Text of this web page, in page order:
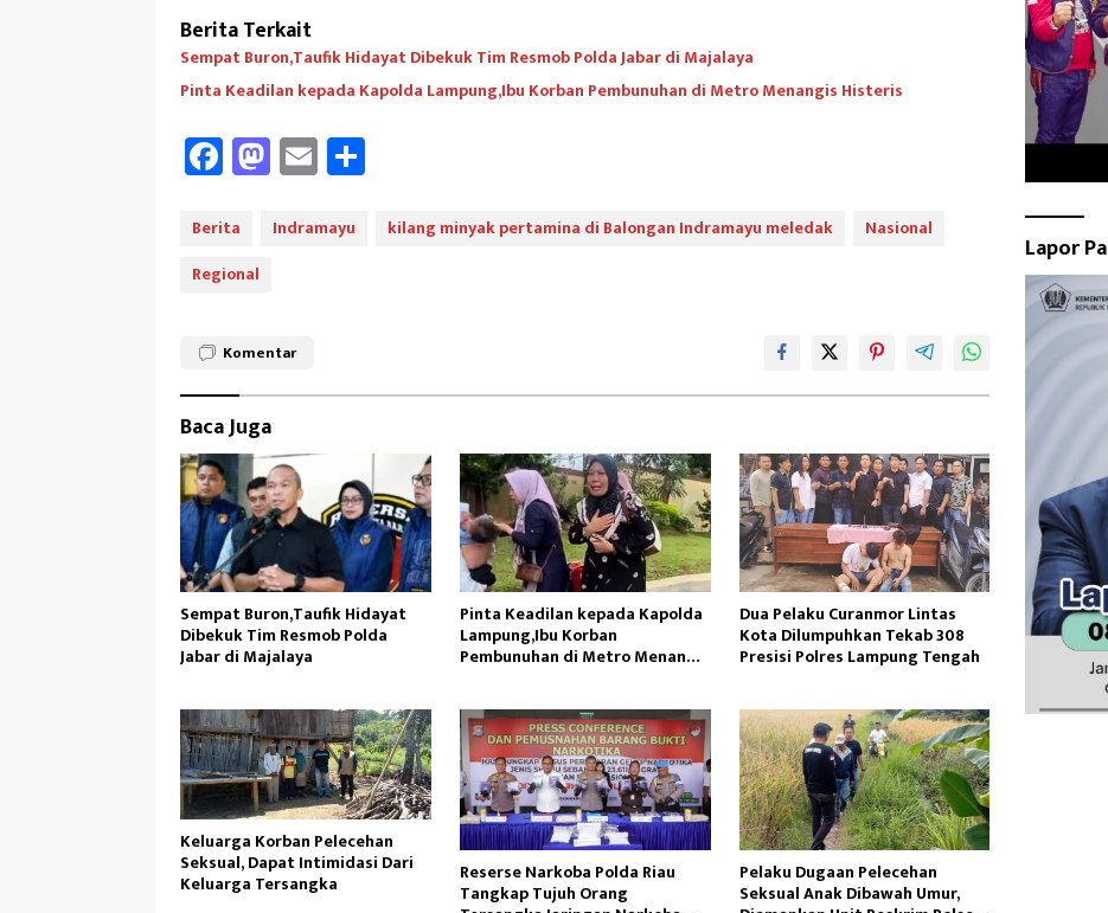
Berita Terkait
Sempat Buron,Taufik Hidayat Dibekuk Tim Resmob Polda Jabar di Majalaya
Pinta Keadilan kepada Kapolda Lampung,Ibu Korban Pembunuhan di Metro Menangis Histeris
Fa
ce
b
oo
M
as
to
n
E
m
ail
Berita Indramayu kilang minyak pertamina di Balongan Indramayu meledak
Nasional
Regional
Komentar
Baca Juga
Sempat Buron,Taufik Hidayat
Dibekuk Tim Resmob Polda
Jabar di Majalaya
Pinta Keadilan kepada Kapolda
Lampung,Ibu Korban
Pembunuhan di Metro Menangis
Dua Pelaku Curanmor Lintas
Kota Dilumpuhkan Tekab 308
Presisi Polres Lampung Tengah
Keluarga Korban Pelecehan
Seksual, Dapat Intimidasi Dari
Keluarga Tersangka Reserse Narkoba Polda Riau
Tangkap Tujuh Orang
Pelaku Dugaan Pelecehan
Seksual Anak Dibawah Umur,
Lapor